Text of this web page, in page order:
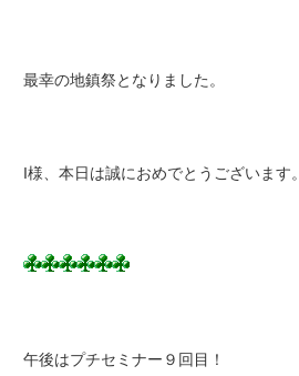
最幸の地鎮祭となりました。
I様、本日は誠におめでとうございます。
午後はプチセミナー９回目！